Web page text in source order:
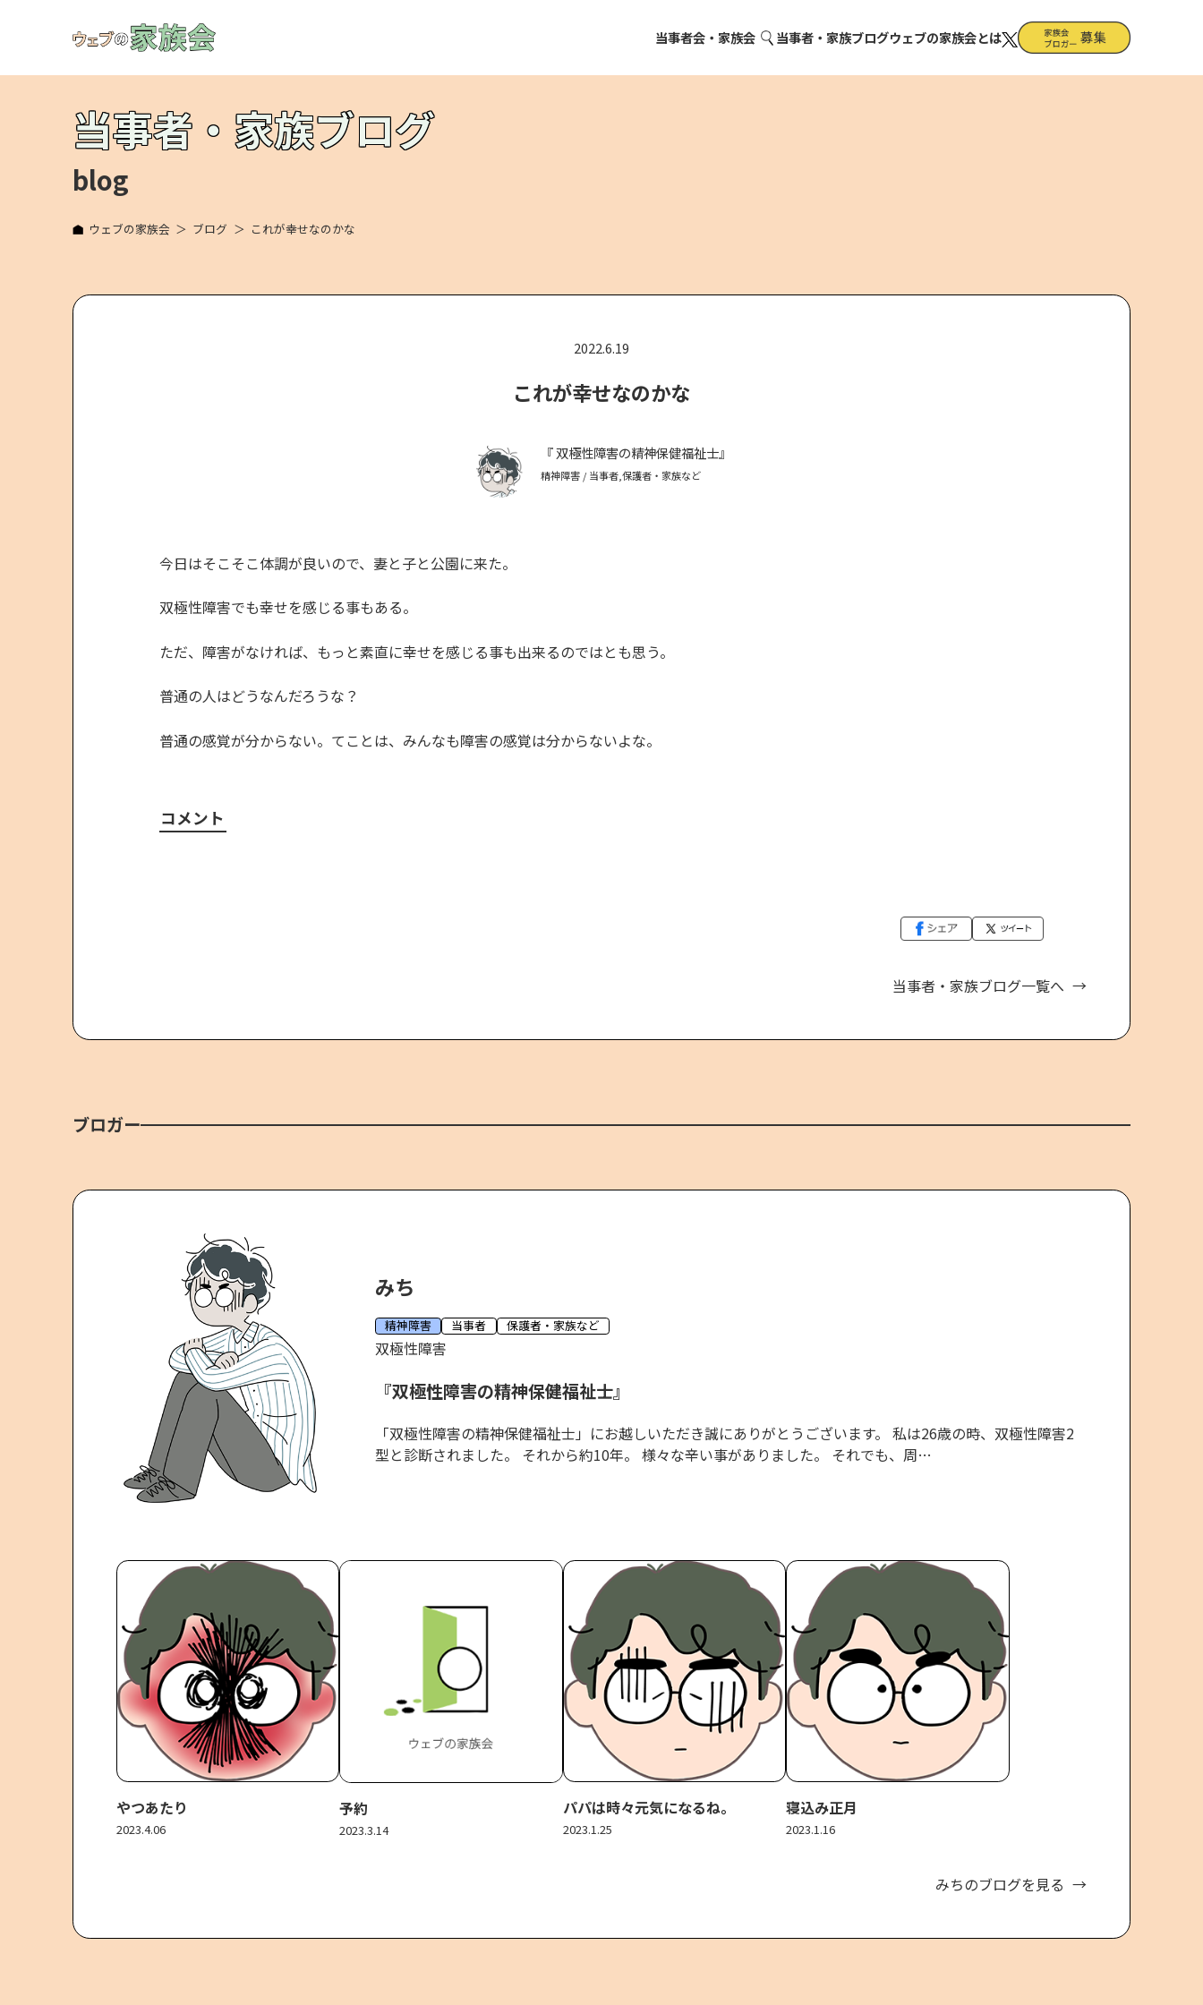
当事者会・家族会 当事者・家族ブログウェブの家族会とは
当事者・家族ブログ
blog
ウェブの家族会 ブログ これが幸せなのかな
2022.6.19
これが幸せなのかな
双極性障害の精神保健福祉士
精神障害 / 当事者,保護者・家族など
今日はそこそこ体調が良いので、妻と子と公園に来た。
双極性障害でも幸せを感じる事もある。
ただ、障害がなければ、もっと素直に幸せを感じる事も出来るのではとも思う。
普通の人はどうなんだろうな？
普通の感覚が分からない。てことは、みんなも障害の感覚は分からないよな。
コメント
当事者・家族ブログ一覧へ
ブロガー
みち
精神障害 当事者 保護者・家族など
双極性障害
双極性障害の精神保健福祉士
「双極性障害の精神保健福祉士」にお越しいただき誠にありがとうございます。 私は26歳の時、双極性障害2
型と診断されました。 それから約10年。 様々な辛い事がありました。 それでも、周…
やつあたり
2023.4.06
予約
2023.3.14
パパは時々元気になるね。
2023.1.25
寝込み正月
2023.1.16
みちのブログを見る